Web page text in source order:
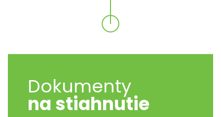
Dokumenty
na stiahnutie